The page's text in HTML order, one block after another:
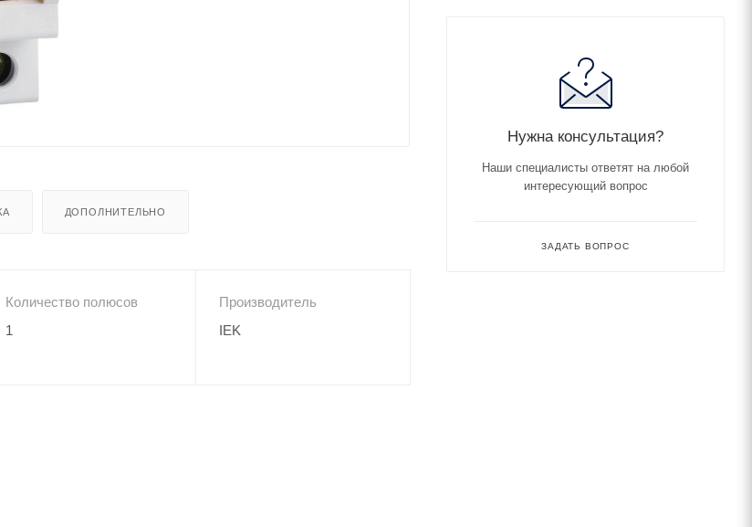
ДОПОЛНИТЕЛЬНО
Количество полюсов
1
Производитель
IEK
Нужна консультация?
Наши специалисты ответят на любой
интересующий вопрос
ЗАДАТЬ ВОПРОС